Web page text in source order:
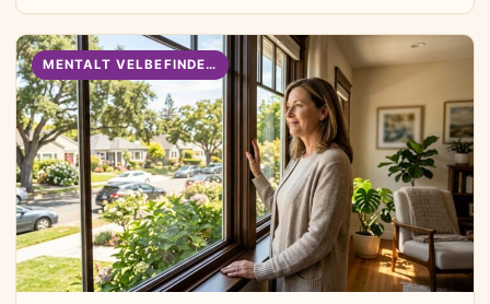
MENTALT VELBEFINDENDE